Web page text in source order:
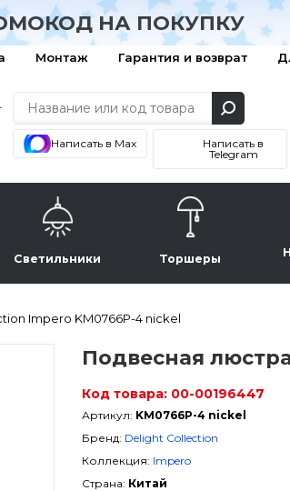
НА ПОКУПКУ
Монтаж Гарантия и возврат
Написать в Max
Написать в
Telegram
Светильники Торшеры
Impero KM0766P-4 nickel
Подвесная
Код товара: 00-00196447
Артикул: KM0766P-4 nickel
Бренд: Delight Collection
Коллекция: Impero
Страна: Китай